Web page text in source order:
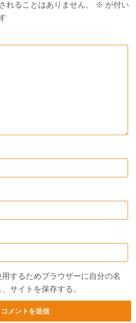
れることはありません。 ※ が付い
するためブラウザーに自分の名
サイトを保存する。